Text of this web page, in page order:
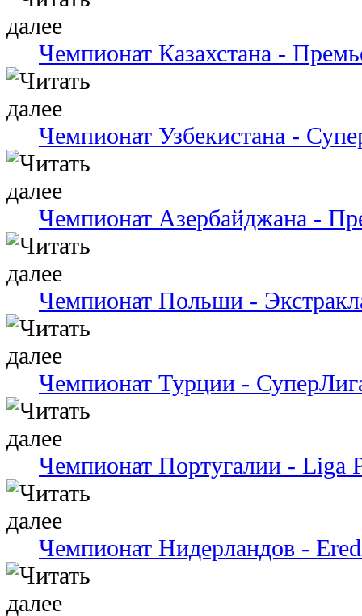
Чемпионат Казахстана -
Чемпионат Узбекистана -
Чемпионат Азербайджана -
Чемпионат Польши -
Чемпионат Турции -
Чемпионат Португалии - Liga
Чемпионат Нидерландов -